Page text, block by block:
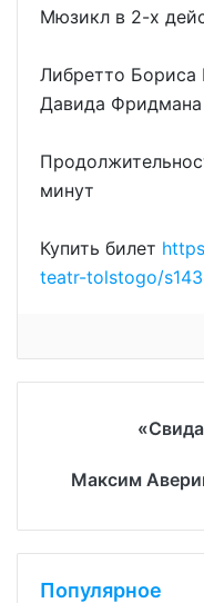
Мюзикл в 2-х
Либретто Бориса
Давида
минут
Купить билет
teatr-tolstogo/
Максим
Популярное